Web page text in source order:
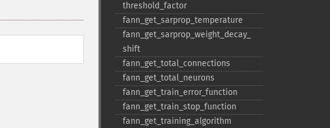
threshold_​factor
fann_​get_​sarprop_​temperature
fann_​get_​sarprop_​weight_​decay_​
shift
fann_​get_​total_​connections
fann_​get_​total_​neurons
fann_​get_​train_​error_​function
fann_​get_​train_​stop_​function
fann_​get_​training_​algorithm